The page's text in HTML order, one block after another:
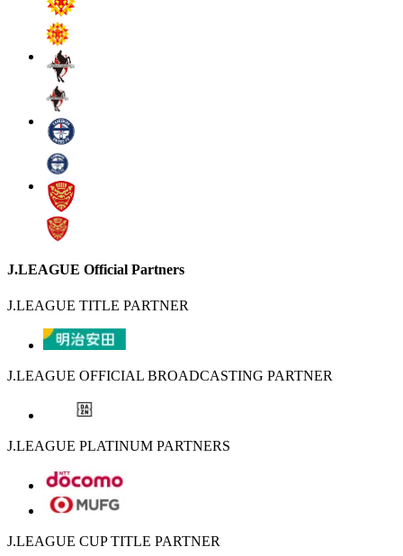
J.LEAGUE Official Partners
J.LEAGUE TITLE PARTNER
J.LEAGUE OFFICIAL BROADCASTING PARTNER
J.LEAGUE PLATINUM PARTNERS
J.LEAGUE CUP TITLE PARTNER